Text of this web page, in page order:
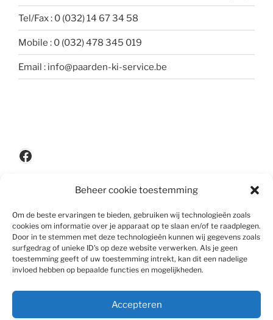
Beheer cookie toestemming
Om de beste ervaringen te bieden, gebruiken wij technologieën zoals
cookies om informatie over je apparaat op te slaan en/of te raadplegen.
Door in te stemmen met deze technologieën kunnen wij gegevens zoals
surfgedrag of unieke ID's op deze website verwerken. Als je geen
toestemming geeft of uw toestemming intrekt, kan dit een nadelige
invloed hebben op bepaalde functies en mogelijkheden.
Accepteren
Tel/Fax : 0 (032) 14 67 34 58
Mobile : 0 (032) 478 345 019
Email : info@paarden-ki-service.be
Facebook
Disclaimer
Algemene voorwaarden